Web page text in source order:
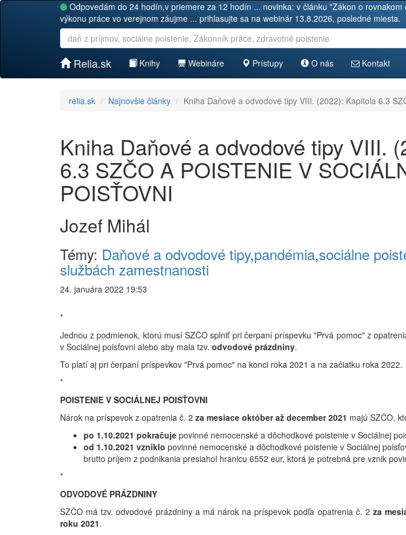
Odpovedám do 24 hodín,v priemere za 12 hodín ... novinka: v článku "Zákon o
výkonu práce vo verejnom záujme ... prihlasujte sa na webinár 13.8.2026, posledné miesta.
Relia.sk Knihy Webináre Prístupy O nás Kontakt
relia.sk Najnovšie články Kniha Daňové a odvodové tipy VIII. (2022): Kapitola 6.3
Kniha Daňové a odvodové tipy VIII.
6.3 SZČO A POISTENIE V
POISŤOVNI
Jozef Mihál
Témy: Daňové a odvodové tipy,pandémia,sociálne
službách zamestnanosti
24. januára 2022 19:53
*
Jednou z podmienok, ktorú musí SZČO splniť pri čerpaní príspevku "Prvá pomoc" z
v Sociálnej poisťovni alebo aby mala tzv. odvodové prázdniny.
To platí aj pri čerpaní príspevkov "Prvá pomoc" na konci roka 2021 a na začiatku roka 2022.
*
POISTENIE V SOCIÁLNEJ POISŤOVNI
Nárok na príspevok z opatrenia č. 2 za mesiace október až december 2021 majú SZČO,
po 1.10.2021 pokračuje povinné nemocenské a dôchodkové poistenie v Sociálnej
od 1.10.2021 vzniklo povinné nemocenské a dôchodkové poistenie v Sociálnej
brutto príjem z podnikania presiahol hranicu 6552 eur, ktorá je potrebná pre vznik
*
ODVODOVÉ PRÁZDNINY
SZČO má tzv. odvodové prázdniny a má nárok na príspevok podľa opatrenia č. 2 za
roku 2021.